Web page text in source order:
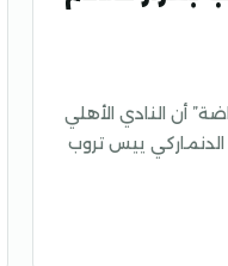
أن النادي الأهلي
ييس تروب